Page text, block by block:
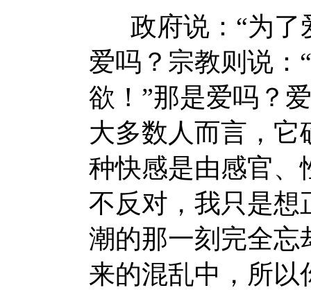
政府说：“为了
爱吗？宗教则说：
欲！”那是爱吗？
大多数人而言，
种快感是由感官、
不反对，我只是想
潮的那一刻完全忘
来的混乱中，所以